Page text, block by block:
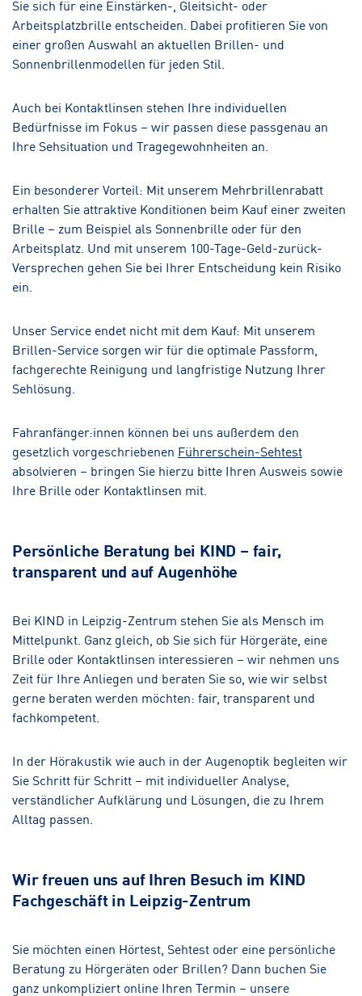
Sie sich für eine Einstärken-, Gleitsicht- oder
Arbeitsplatzbrille entscheiden. Dabei profitieren Sie von
einer großen Auswahl an aktuellen Brillen- und
Sonnenbrillenmodellen für jeden Stil.
Auch bei Kontaktlinsen stehen Ihre individuellen
Bedürfnisse im Fokus – wir passen diese passgenau an
Ihre Sehsituation und Tragegewohnheiten an.
Ein besonderer Vorteil: Mit unserem Mehrbrillenrabatt
erhalten Sie attraktive Konditionen beim Kauf einer zweiten
Brille – zum Beispiel als Sonnenbrille oder für den
Arbeitsplatz. Und mit unserem 100-Tage-Geld-zurück-
Versprechen gehen Sie bei Ihrer Entscheidung kein Risiko
ein.
Unser Service endet nicht mit dem Kauf: Mit unserem
Brillen-Service sorgen wir für die optimale Passform,
fachgerechte Reinigung und langfristige Nutzung Ihrer
Sehlösung.
Fahranfänger:innen können bei uns außerdem den
gesetzlich vorgeschriebenen Führerschein-Sehtest
absolvieren – bringen Sie hierzu bitte Ihren Ausweis sowie
Ihre Brille oder Kontaktlinsen mit.
Persönliche Beratung bei KIND – fair,
transparent und auf Augenhöhe
Bei KIND in Leipzig-Zentrum stehen Sie als Mensch im
Mittelpunkt. Ganz gleich, ob Sie sich für Hörgeräte, eine
Brille oder Kontaktlinsen interessieren – wir nehmen uns
Zeit für Ihre Anliegen und beraten Sie so, wie wir selbst
gerne beraten werden möchten: fair, transparent und
fachkompetent.
In der Hörakustik wie auch in der Augenoptik begleiten wir
Sie Schritt für Schritt – mit individueller Analyse,
verständlicher Aufklärung und Lösungen, die zu Ihrem
Alltag passen.
Wir freuen uns auf Ihren Besuch im KIND
Fachgeschäft in Leipzig-Zentrum
Sie möchten einen Hörtest, Sehtest oder eine persönliche
Beratung zu Hörgeräten oder Brillen? Dann buchen Sie
ganz unkompliziert online Ihren Termin – unsere